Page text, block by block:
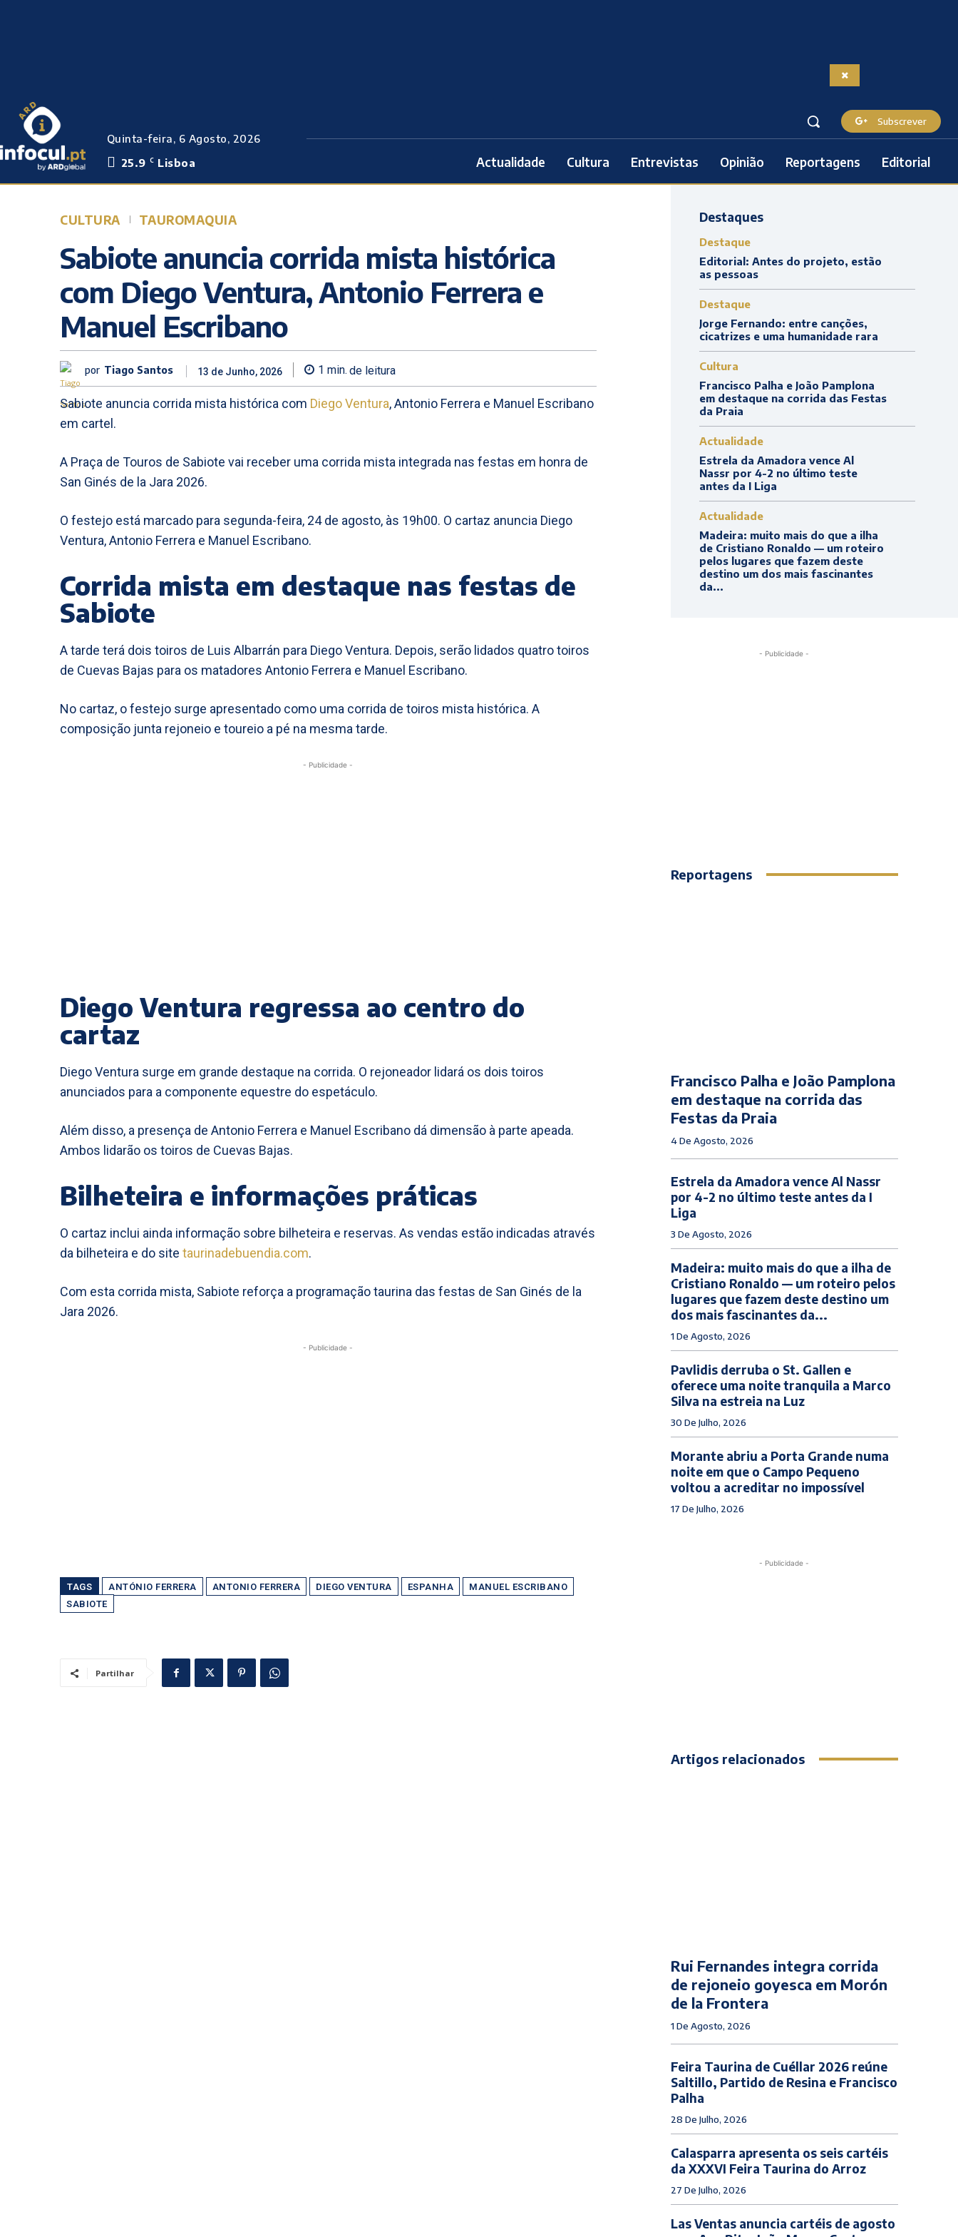
Quinta-feira, 6 Agosto, 2026
25.9 C Lisboa
Subscrever
Actualidade Cultura Entrevistas Opinião Reportagens Editorial
CULTURA TAUROMAQUIA
Sabiote anuncia corrida mista histórica
com Diego Ventura, Antonio Ferrera e
Manuel Escribano
por Tiago Santos 13 de Junho, 2026 1 min. de leitura
Sabiote anuncia corrida mista histórica com Diego Ventura, Antonio Ferrera e Manuel Escribano
em cartel.
A Praça de Touros de Sabiote vai receber uma corrida mista integrada nas festas em honra de
San Ginés de la Jara 2026.
O festejo está marcado para segunda-feira, 24 de agosto, às 19h00. O cartaz anuncia Diego
Ventura, Antonio Ferrera e Manuel Escribano.
Corrida mista em destaque nas festas de
Sabiote
A tarde terá dois toiros de Luis Albarrán para Diego Ventura. Depois, serão lidados quatro toiros
de Cuevas Bajas para os matadores Antonio Ferrera e Manuel Escribano.
No cartaz, o festejo surge apresentado como uma corrida de toiros mista histórica. A
composição junta rejoneio e toureio a pé na mesma tarde.
- Publicidade -
Diego Ventura regressa ao centro do
cartaz
Diego Ventura surge em grande destaque na corrida. O rejoneador lidará os dois toiros
anunciados para a componente equestre do espetáculo.
Além disso, a presença de Antonio Ferrera e Manuel Escribano dá dimensão à parte apeada.
Ambos lidarão os toiros de Cuevas Bajas.
Bilheteira e informações práticas
O cartaz inclui ainda informação sobre bilheteira e reservas. As vendas estão indicadas através
da bilheteira e do site taurinadebuendia.com.
Com esta corrida mista, Sabiote reforça a programação taurina das festas de San Ginés de la
Jara 2026.
- Publicidade -
TAGS ANTÓNIO FERRERA ANTONIO FERRERA DIEGO VENTURA ESPANHA
MANUEL ESCRIBANO
SABIOTE
Partilhar
Destaques
Destaque
Editorial: Antes do projeto, estão
as pessoas
Destaque
Jorge Fernando: entre canções,
cicatrizes e uma humanidade rara
Cultura
Francisco Palha e João Pamplona
em destaque na corrida das Festas
da Praia
Actualidade
Estrela da Amadora vence Al
Nassr por 4-2 no último teste
antes da I Liga
Actualidade
Madeira: muito mais do que a ilha
de Cristiano Ronaldo — um roteiro
pelos lugares que fazem deste
destino um dos mais fascinantes
da...
- Publicidade -
Reportagens
Francisco Palha e João Pamplona
em destaque na corrida das
Festas da Praia
4 De Agosto, 2026
Estrela da Amadora vence Al Nassr
por 4-2 no último teste antes da I
Liga
3 De Agosto, 2026
Madeira: muito mais do que a ilha de
Cristiano Ronaldo — um roteiro pelos
lugares que fazem deste destino um
dos mais fascinantes da...
1 De Agosto, 2026
Pavlidis derruba o St. Gallen e
oferece uma noite tranquila a Marco
Silva na estreia na Luz
30 De Julho, 2026
Morante abriu a Porta Grande numa
noite em que o Campo Pequeno
voltou a acreditar no impossível
17 De Julho, 2026
- Publicidade -
Artigos relacionados
Rui Fernandes integra corrida
de rejoneio goyesca em Morón
de la Frontera
1 De Agosto, 2026
Feira Taurina de Cuéllar 2026 reúne
Saltillo, Partido de Resina e Francisco
Palha
28 De Julho, 2026
Calasparra apresenta os seis cartéis
da XXXVI Feira Taurina do Arroz
27 De Julho, 2026
Las Ventas anuncia cartéis de agosto